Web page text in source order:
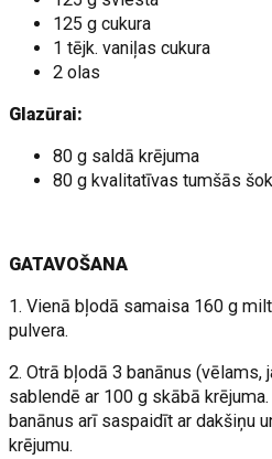
125 g cukura
1 tējk. vaniļas cukura
2 olas
Glazūrai:
80 g saldā krējuma
80 g kvalitatīvas tumšās
GATAVOŠANA
1. Vienā bļodā samaisa 160 g
pulvera.
2. Otrā bļodā 3 banānus (vēlams,
sablendē ar 100 g skābā
banānus arī saspaidīt ar dakšiņu
krējumu.